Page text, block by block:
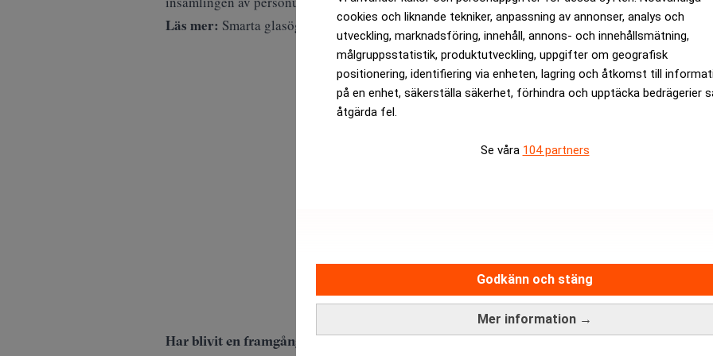
cookies och liknande tekniker, anpassning av annonser, analys och
utveckling, marknadsföring, innehåll, annons- och innehållsmätning,
målgruppsstatistik, produktutveckling, uppgifter om geografisk
positionering, identifiering via enheten, lagring och åtkomst till
på en enhet, säkerställa säkerhet, förhindra och upptäcka bedrägerier
åtgärda fel.
Se våra 104 partners
Mer information →
Godkänn och stäng
Läs mer: Smarta glasögon säljer som smör – men kritiken växer. Dagens PS
ANNONS
Har blivit en framgång